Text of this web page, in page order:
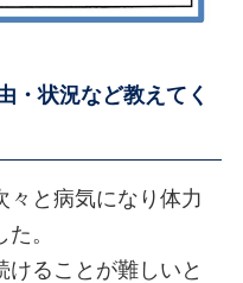
・状況など教えてく
々と病気になり体力
。
ることが難しいと